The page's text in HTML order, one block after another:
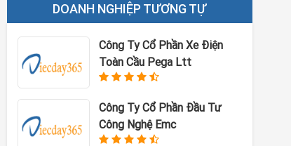
DOANH NGHIỆP TƯƠNG TỰ
Công Ty Cổ Phần Xe Điện
Toàn Cầu Pega Ltt
Công Ty Cổ Phần Đầu Tư
Công Nghệ Emc